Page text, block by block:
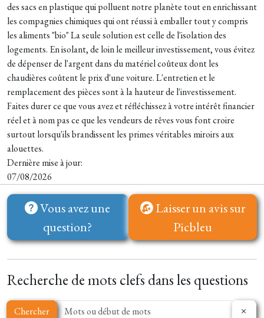
des sacs en plastique qui polluent notre planète tout en enrichissant
les compagnies chimiques qui ont réussi à emballer tout y compris
les aliments "bio" La seule solution est celle de l'isolation des
logements. En isolant, de loin le meilleur investissement, vous évitez
de dépenser de l'argent dans du matériel coûteux dont les
chaudières coûtent le prix d'une voiture. L'entretien et le
remplacement des pièces sont à la hauteur de l'investissement.
Faites durer ce que vous avez et réfléchissez à votre intérêt financier
réel et à nom pas ce que les vendeurs de rêves vous font croire
surtout lorsqu'ils brandissent les primes véritables miroirs aux
alouettes.
Dernière mise à jour:
07/08/2026
Vous avez une
question?
Laisser un avis sur
Picbleu
Recherche de mots clefs dans les questions
Chercher